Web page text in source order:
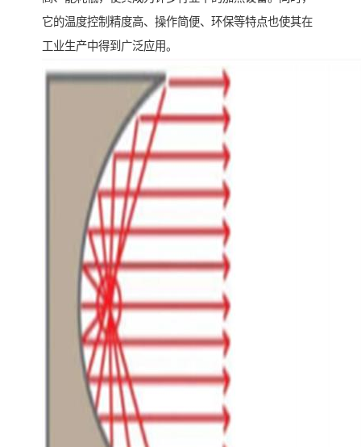
它的温度控制精度高、操作简便、环保等特点也使其在
工业生产中得到广泛应用。